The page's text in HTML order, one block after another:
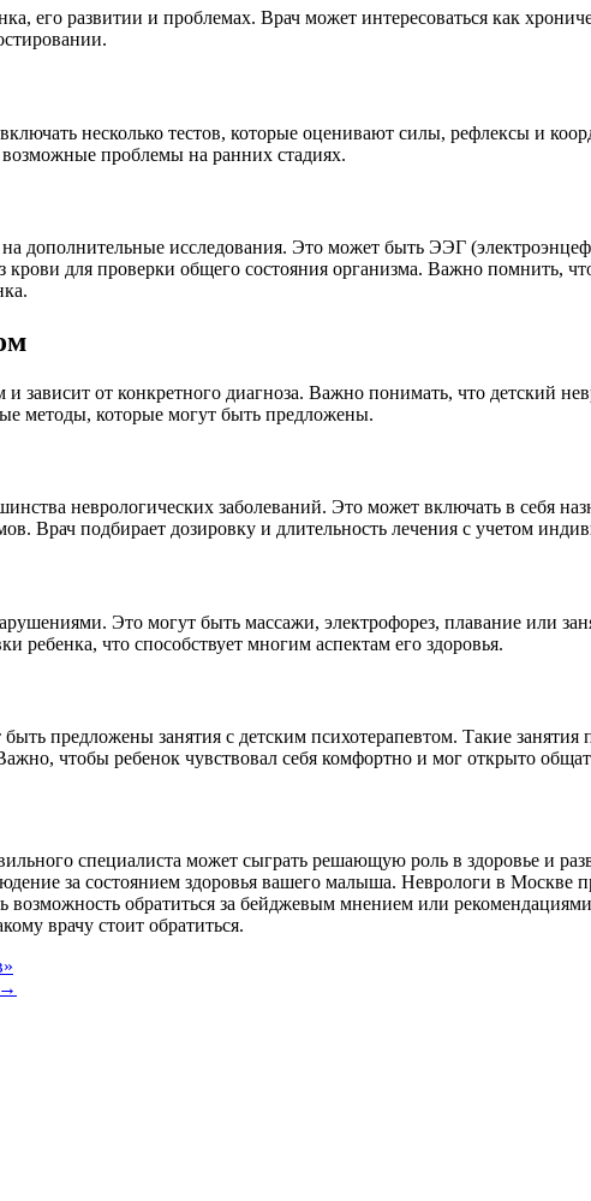
его развитии и проблемах. Врач может интересоваться как
несколько тестов, которые оценивают силы, рефлексы и
проблемы на ранних стадиях.
дополнительные исследования. Это может быть ЭЭГ
для проверки общего состояния организма. Важно помнить,
зависит от конкретного диагноза. Важно понимать, что детский
методы, которые могут быть предложены.
неврологических заболеваний. Это может включать в себя
Врач подбирает дозировку и длительность лечения с учетом
Это могут быть массажи, электрофорез, плавание или
что способствует многим аспектам его здоровья.
предложены занятия с детским психотерапевтом. Такие
чтобы ребенок чувствовал себя комфортно и мог открыто
специалиста может сыграть решающую роль в здоровье и
за состоянием здоровья вашего малыша. Неврологи в Москве
обратиться за бейджевым мнением или
врачу стоит обратиться.
→